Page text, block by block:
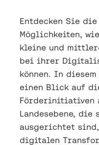
Entdecken Sie
Möglichkeiten,
kleine und
bei ihrer
können. In
einen Blick auf
Förderinitiativen
Landesebene,
ausgerichtet sind,
digitalen